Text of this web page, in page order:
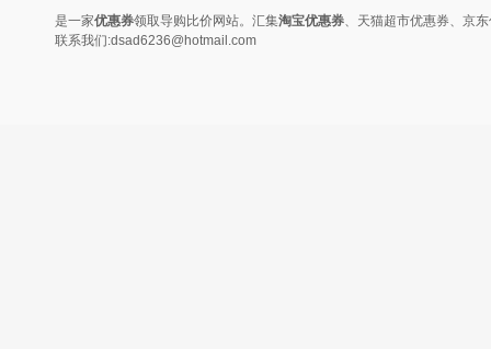
是一家优惠券领取导购比价网站。汇集淘宝优惠券、天猫超市优惠券、京
联系我们:dsad6236@hotmail.com